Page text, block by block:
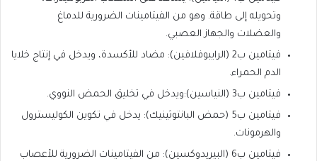
وتحويله إلى طاقة. وهو من الفيتامينات الضرورية للدماغ
والعضلات والجهاز العصبي.
فيتامين ب2 (الرايبوفلافين): مضاد للأكسدة، ويدخل في إنتاج خلايا
الدم الحمراء.
فيتامين ب3 (النياسين):ويدخل في تخليق الحمض النووي.
فيتامين ب5 (حمض البانتوثينيك): يدخل في تكوين الكوليسترول
والهرمونات.
فيتامين ب6 (البيريدوكسين): من الفيتامينات الضرورية للأعصاب